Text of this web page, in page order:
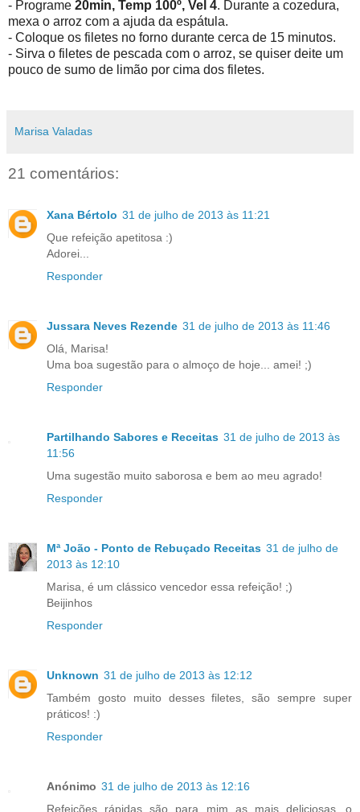
- Programe 20min, Temp 100º, Vel 4. Durante a cozedura,
mexa o arroz com a ajuda da espátula.
- Coloque os filetes no forno durante cerca de 15 minutos.
- Sirva o filetes de pescada com o arroz, se quiser deite um
pouco de sumo de limão por cima dos filetes.
Marisa Valadas
21 comentários:
Xana Bértolo 31 de julho de 2013 às 11:21
Que refeição apetitosa :)
Adorei...
Responder
Jussara Neves Rezende 31 de julho de 2013 às 11:46
Olá, Marisa!
Uma boa sugestão para o almoço de hoje... amei! ;)
Responder
Partilhando Sabores e Receitas 31 de julho de 2013 às
11:56
Uma sugestão muito saborosa e bem ao meu agrado!
Responder
Mª João - Ponto de Rebuçado Receitas 31 de julho de
2013 às 12:10
Marisa, é um clássico vencedor essa refeição! ;)
Beijinhos
Responder
Unknown 31 de julho de 2013 às 12:12
Também gosto muito desses filetes, são sempre super
práticos! :)
Responder
Anónimo 31 de julho de 2013 às 12:16
Refeições rápidas são para mim as mais deliciosas...o